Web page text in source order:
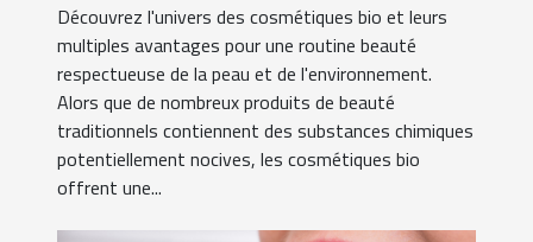
Découvrez l'univers des cosmétiques bio et leurs
multiples avantages pour une routine beauté
respectueuse de la peau et de l'environnement.
Alors que de nombreux produits de beauté
traditionnels contiennent des substances chimiques
potentiellement nocives, les cosmétiques bio
offrent une...